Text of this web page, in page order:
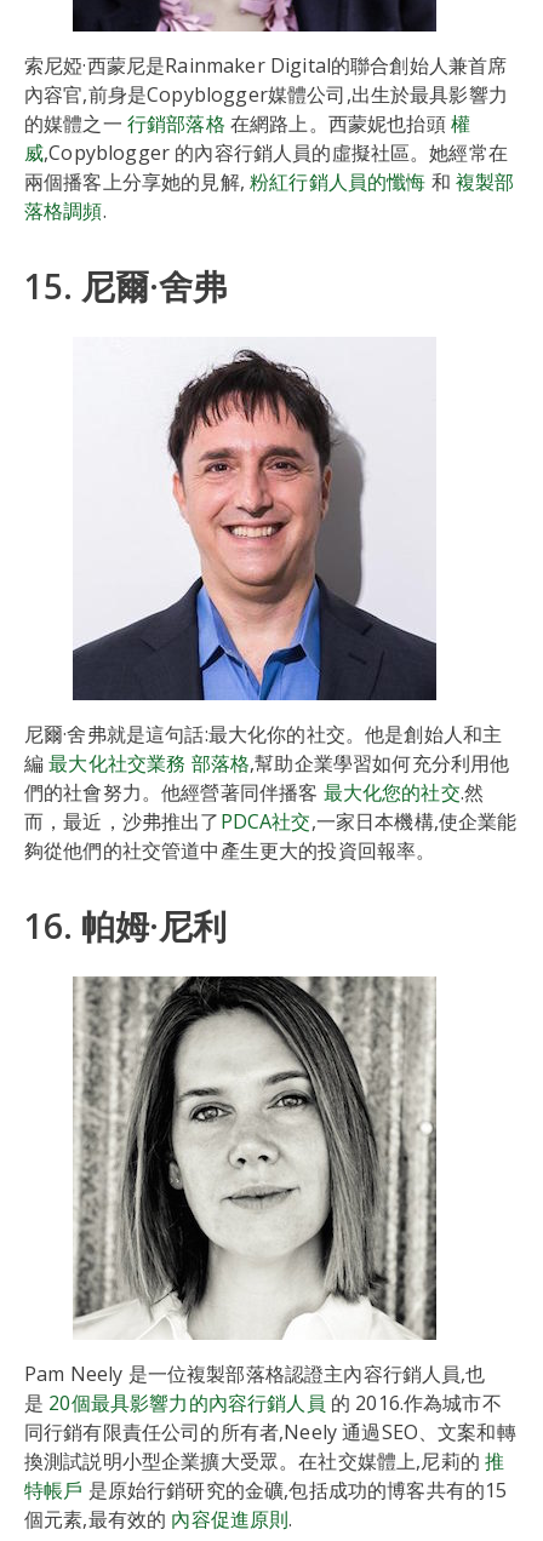
索尼婭·西蒙尼是Rainmaker Digital的聯合創始人兼首席
內容官,前身是Copyblogger媒體公司,出生於最具影響力
的媒體之一 行銷部落格 在網路上。西蒙妮也抬頭權
威,Copyblogger 的內容行銷人員的虛擬社區。她經常在
兩個播客上分享她的見解,粉紅行銷人員的懺悔 和複製部
落格調頻.
15. 尼爾·舍弗
尼爾·舍弗就是這句話:最大化你的社交。他是創始人和主
編最大化社交業務 部落格,幫助企業學習如何充分利用他
們的社會努力。他經營著同伴播客 最大化您的社交.然
而，最近，沙弗推出了PDCA社交,一家日本機構,使企業能
夠從他們的社交管道中產生更大的投資回報率。
16. 帕姆·尼利
Pam Neely 是一位複製部落格認證主內容行銷人員,也
是 20個最具影響力的內容行銷人員 的 2016.作為城市不
同行銷有限責任公司的所有者,Neely 通過SEO、文案和轉
換測試説明小型企業擴大受眾。在社交媒體上,尼莉的推
特帳戶 是原始行銷研究的金礦,包括成功的博客共有的15
個元素,最有效的 內容促進原則.